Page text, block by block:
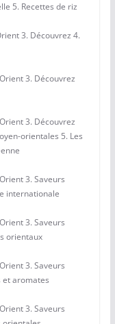
5. Recettes de riz
3. Découvrez 4.
3. Découvrez
3. Découvrez
orientales 5. Les
3. Saveurs
internationale
3. Saveurs
orientaux
3. Saveurs
et aromates
3. Saveurs